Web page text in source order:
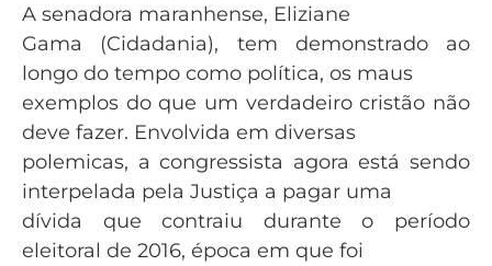
A senadora maranhense, Eliziane
Gama (Cidadania), tem demonstrado ao
longo do tempo como política, os maus
exemplos do que um verdadeiro cristão não
deve fazer. Envolvida em diversas
polemicas, a congressista agora está sendo
interpelada pela Justiça a pagar uma
dívida que contraiu durante o período
eleitoral de 2016, época em que foi